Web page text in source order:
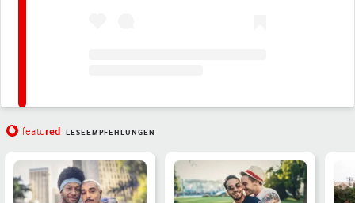
featured LESEEMPFEHLUNGEN